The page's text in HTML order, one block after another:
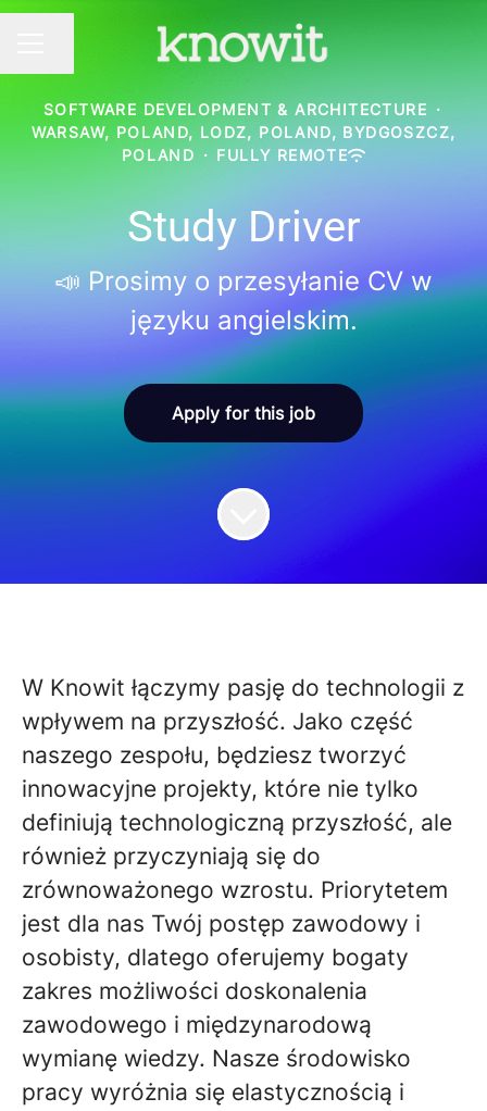
SOFTWARE DEVELOPMENT & ARCHITECTURE ·
WARSAW, POLAND, LODZ, POLAND, BYDGOSZCZ,
POLAND · FULLY REMOTE
Study Driver
📣 Prosimy o przesyłanie CV w
języku angielskim.
Apply for this job
W Knowit łączymy pasję do technologii z
wpływem na przyszłość. Jako część
naszego zespołu, będziesz tworzyć
innowacyjne projekty, które nie tylko
definiują technologiczną przyszłość, ale
również przyczyniają się do
zrównoważonego wzrostu. Priorytetem
jest dla nas Twój postęp zawodowy i
osobisty, dlatego oferujemy bogaty
zakres możliwości doskonalenia
zawodowego i międzynarodową
wymianę wiedzy. Nasze środowisko
pracy wyróżnia się elastycznością i